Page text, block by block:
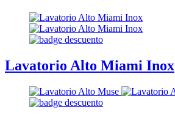
Lavatorio Alto Miami Inox